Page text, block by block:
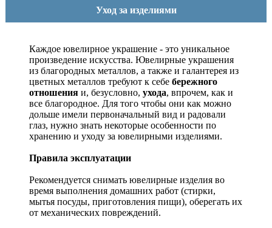
Уход за изделиями
Каждое ювелирное украшение - это уникальное
произведение искусства. Ювелирные украшения
из благородных металлов, а также и галантерея из
цветных металлов требуют к себе бережного
отношения и, безусловно, ухода, впрочем, как и
все благородное. Для того чтобы они как можно
дольше имели первоначальный вид и радовали
глаз, нужно знать некоторые особенности по
хранению и уходу за ювелирными изделиями.
Правила эксплуатации
Рекомендуется снимать ювелирные изделия во
время выполнения домашних работ (стирки,
мытья посуды, приготовления пищи), оберегать их
от механических повреждений.